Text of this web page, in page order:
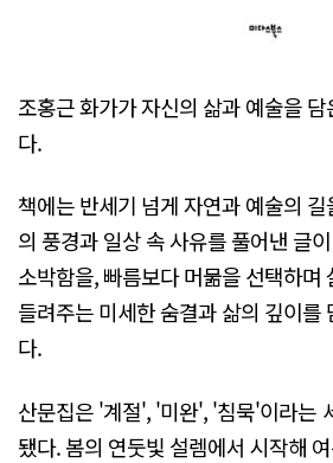
조홍근 화가가 자신의 삶과 예술을
다.
책에는 반세기 넘게 자연과 예술의
의 풍경과 일상 속 사유를 풀어낸 글
소박함을, 빠름보다 머묾을 선택하며
들려주는 미세한 숨결과 삶의 깊이를
다.
산문집은 '계절', '미완', '침묵'이라는
됐다. 봄의 연둣빛 설렘에서 시작해